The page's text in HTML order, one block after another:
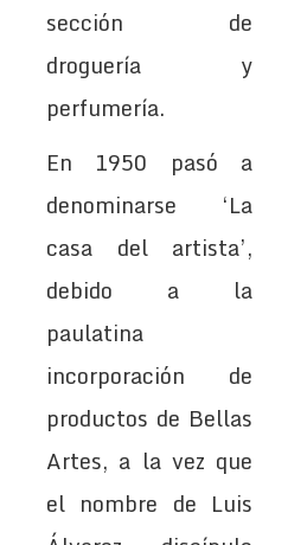
sección de
droguería y
perfumería.
En 1950 pasó a
denominarse ‘La
casa del artista’,
debido a la
paulatina
incorporación de
productos de Bellas
Artes, a la vez que
el nombre de Luis